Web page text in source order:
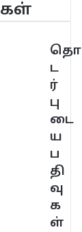
தொ
ட
ர்
பு
டை
ய
ப
தி
வு
க
ள்